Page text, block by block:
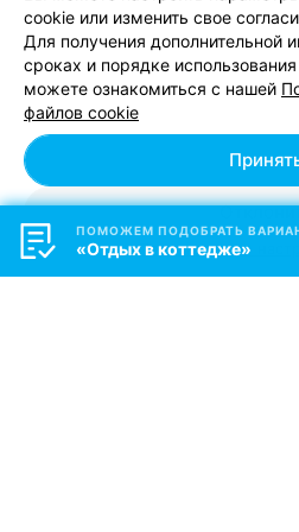
Номер Стандарт с
кроватями (до 2 человек)
Номер на сутки
Проживание (сутки)
Проживание (сутки) с 3-х
cookie или изменить свое
Для получения дополнительной
сроках и порядке
можете ознакомиться с нашей
файлов cookie
Персональные
ПОМОЖЕМ ПОДОБРАТЬ
«Отдых в коттедже»